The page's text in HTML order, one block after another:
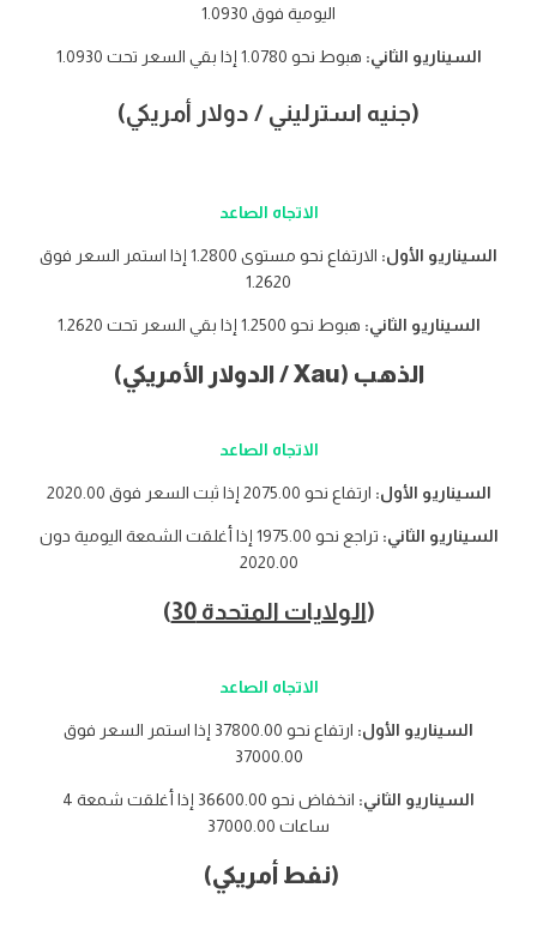
اليومية فوق 1.0930
السيناريو الثاني: هبوط نحو 1.0780 إذا بقي السعر تحت 1.0930
(جنيه استرليني / دولار أمريكي)
الاتجاه الصاعد
السيناريو الأول:
الارتفاع نحو مستوى 1.2800 إذا استمر السعر فوق
1.2620
السيناريو الثاني: هبوط نحو 1.2500 إذا بقي السعر تحت 1.2620
الذهب (Xau / الدولار الأمريكي)
الاتجاه الصاعد
السيناريو الأول: ارتفاع نحو 2075.00 إذا ثبت السعر فوق 2020.00
السيناريو الثاني:
تراجع نحو 1975.00 إذا أغلقت الشمعة اليومية دون
2020.00
(الولايات المتحدة 30 )
الاتجاه الصاعد
السيناريو الأول:
ارتفاع نحو 37800.00 إذا استمر السعر فوق
37000.00
السيناريو الثاني:
انخفاض نحو 36600.00 إذا أغلقت شمعة 4
ساعات 37000.00
(نفط أمريكي)